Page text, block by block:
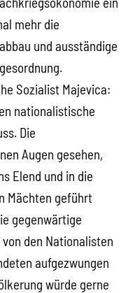
mehr die
und ausständige
Sozialist Majevica:
nationalistische
Die
Augen gesehen,
Elend und in die
Mächten geführt
gegenwärtige
den Nationalisten
aufgezwungen
würde gerne